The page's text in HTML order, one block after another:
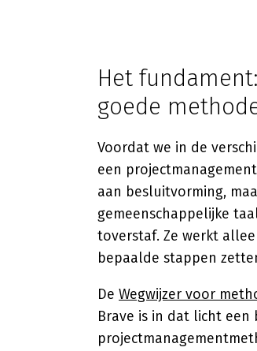
Het
goede
Voordat we in de
een
aan besluitvorming,
gemeenschappelijke
toverstaf. Ze werkt
bepaalde stappen
De Wegwijzer voor
Brave is in dat licht